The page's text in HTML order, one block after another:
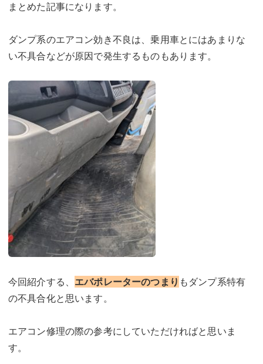
まとめた記事になります。
ダンプ系のエアコン効き不良は、乗用車とにはあまりな
い不具合などが原因で発生するものもあります。
今回紹介する、 エバポレーターのつまり もダンプ系特有
の不具合化と思います。
エアコン修理の際の参考にしていただければと思いま
す。